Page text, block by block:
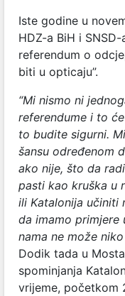
Iste godine u
HDZ-a BiH i
referendum o
biti u opticaju”.
“Mi nismo ni
referendume i to
to budite sigurni.
šansu određenom
ako nije, što da
pasti kao kruška u
ili Katalonija učiniti
da imamo primjere
nama ne može
Dodik tada u
spominjanja
vrijeme, početkom